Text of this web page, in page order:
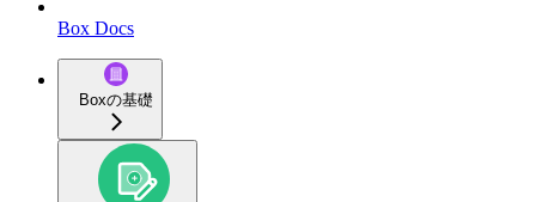
Box Docs
Boxの基礎